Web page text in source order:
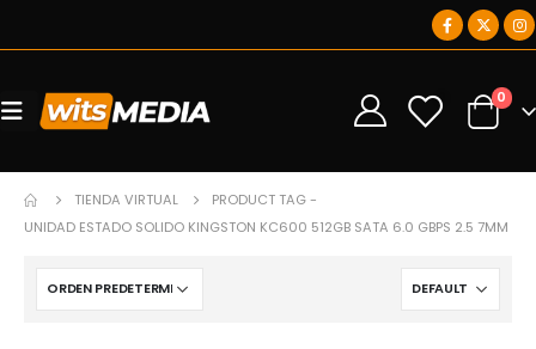
0 0
TIENDA VIRTUAL
PRODUCT TAG -
UNIDAD ESTADO SOLIDO KINGSTON KC600 512GB SATA 6.0 GBPS 2.5 7MM